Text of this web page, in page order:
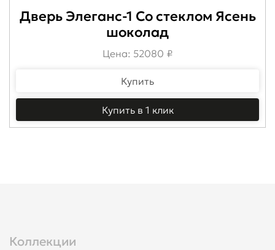
Дверь Элеганс-1 Со стеклом Ясень
шоколад
Цена: 52080 ₽
Купить
Купить в 1 клик
Коллекции